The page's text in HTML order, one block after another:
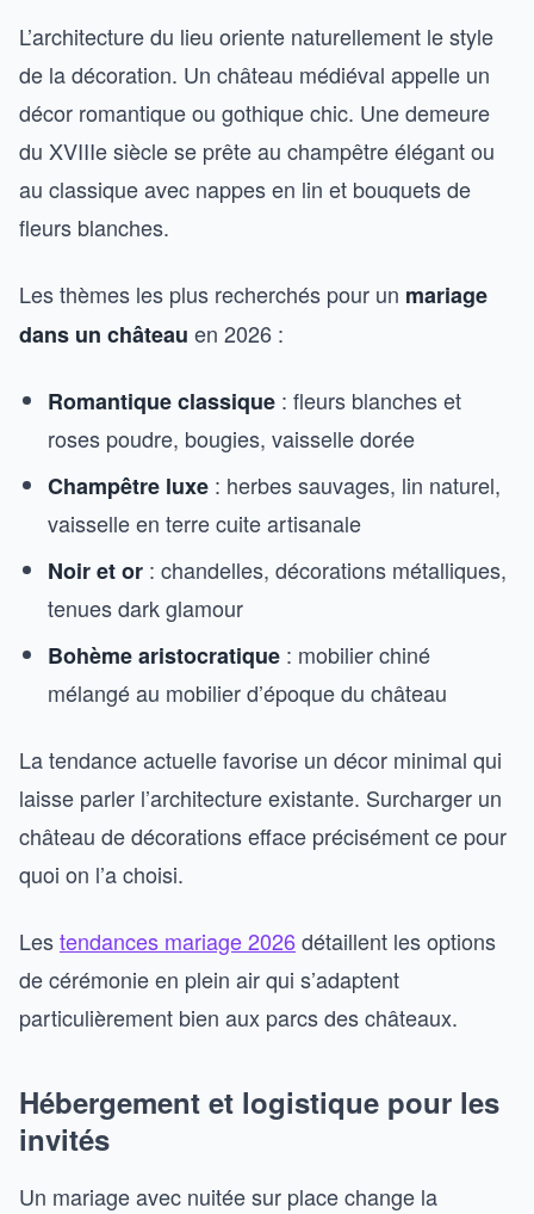
L’architecture du lieu oriente naturellement le style
de la décoration. Un château médiéval appelle un
décor romantique ou gothique chic. Une demeure
du XVIIIe siècle se prête au champêtre élégant ou
au classique avec nappes en lin et bouquets de
fleurs blanches.
Les thèmes les plus recherchés pour un mariage
dans un château en 2026 :
Romantique classique : fleurs blanches et
roses poudre, bougies, vaisselle dorée
Champêtre luxe : herbes sauvages, lin naturel,
vaisselle en terre cuite artisanale
Noir et or : chandelles, décorations métalliques,
tenues dark glamour
Bohème aristocratique : mobilier chiné
mélangé au mobilier d’époque du château
La tendance actuelle favorise un décor minimal qui
laisse parler l’architecture existante. Surcharger un
château de décorations efface précisément ce pour
quoi on l’a choisi.
Lestendances mariage 2026détaillent les options
de cérémonie en plein air qui s’adaptent
particulièrement bien aux parcs des châteaux.
Hébergement et logistique pour les
invités
Un mariage avec nuitée sur place change la